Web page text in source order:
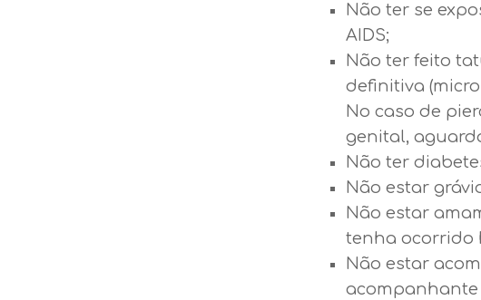
Não ter se
AIDS;
Não ter feito
definitiva
No caso de
genital,
Não ter
Não estar
Não estar
tenha ocorrido
Não estar